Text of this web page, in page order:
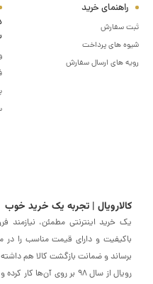
خرید
پرداخت
ارسال سفارش
دسترسی
| تجربه یک خرید خوب
اینترنتی مطمئن، نیازمند
و دارای قیمت مناسب را در مدت
و ضمانت بازگشت کالا هم داشته باشد؛
رویال از سال 98 بر روی آن‌ها کار کرده